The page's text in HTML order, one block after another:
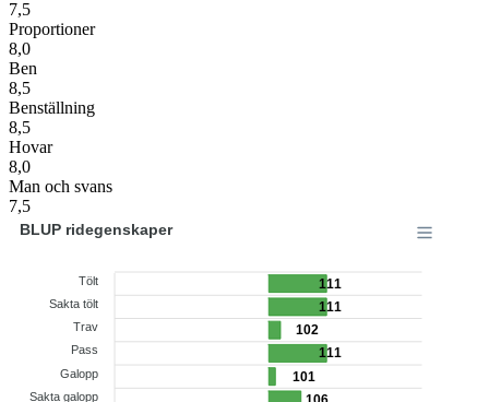
7,5
Proportioner
8,0
Ben
8,5
Benställning
8,5
Hovar
8,0
Man och svans
7,5
111
111
102
111
101
Tölt
Sakta tölt
Trav
Pass
Galopp
Sakta galopp
BLUP ridegenskaper